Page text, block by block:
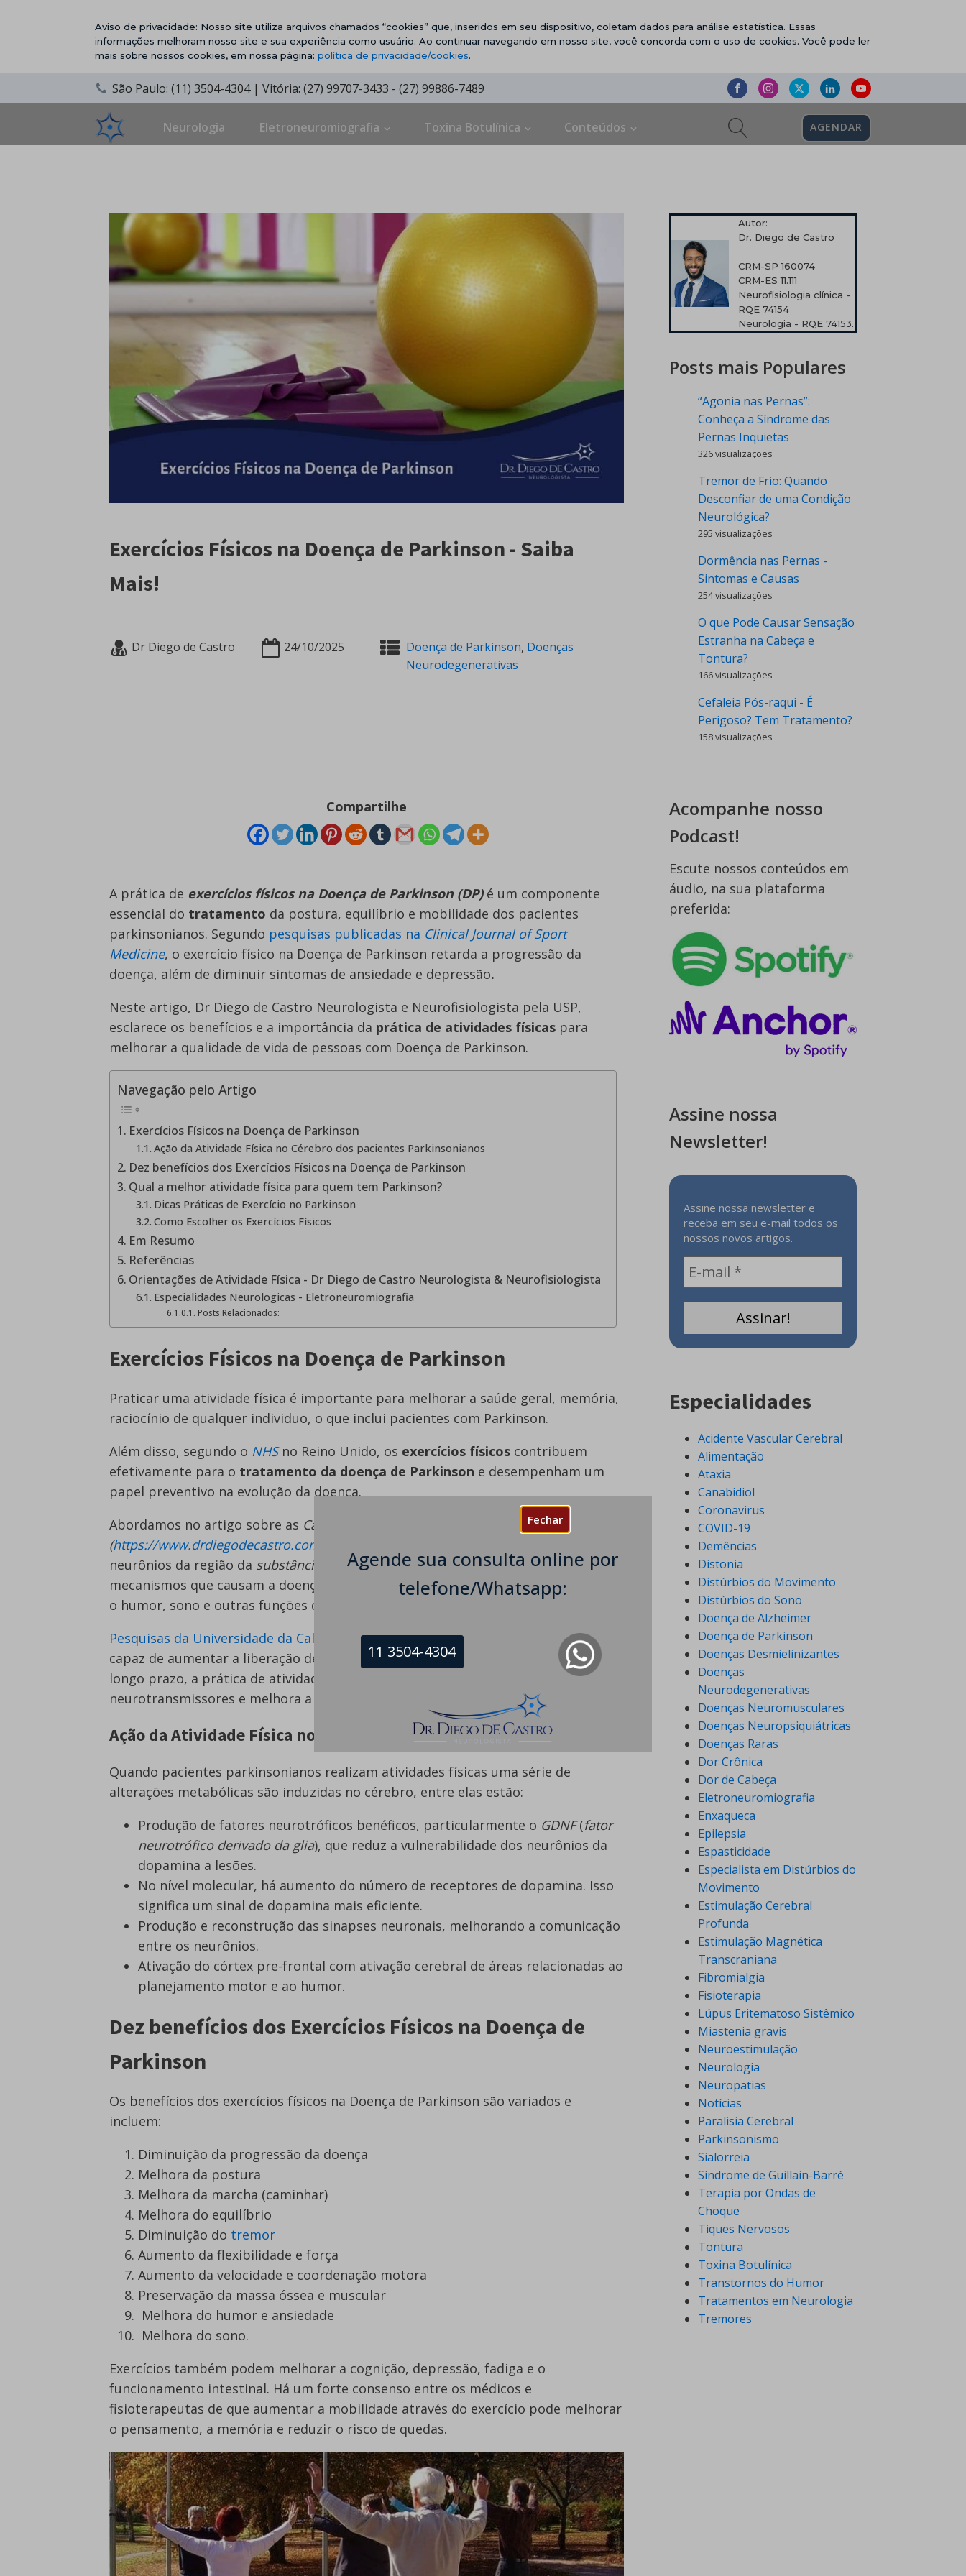
Fechar
Agende sua consulta online por
telefone/Whatsapp:
11 3504-4304
Aviso de privacidade: Nosso site utiliza arquivos chamados “cookies” que, inseridos em seu dispositivo, coletam dados para análise estatística. Essas
informações melhoram nosso site e sua experiência como usuário. Ao continuar navegando em nosso site, você concorda com o uso de cookies. Você pode ler
mais sobre nossos cookies, em nossa página: política de privacidade/cookies.
São Paulo: (11) 3504-4304 | Vitória: (27) 99707-3433 - (27) 99886-7489
Neurologia Eletroneuromiografia Toxina Botulínica Conteúdos AGENDAR
Exercícios Físicos na Doença de Parkinson - Saiba
Mais!
Dr Diego de Castro 24/10/2025 Doença de Parkinson, Doenças
Neurodegenerativas
Compartilhe
A prática de exercícios físicos na Doença de Parkinson (DP)é um componente
essencial do tratamento da postura, equilíbrio e mobilidade dos pacientes
parkinsonianos. Segundo pesquisas publicadas na Clinical Journal of Sport
Medicine, o exercício físico na Doença de Parkinson retarda a progressão da
doença, além de diminuir sintomas de ansiedade e depressão.
Neste artigo, Dr Diego de Castro Neurologista e Neurofisiologista pela USP,
esclarece os benefícios e a importância da prática de atividades físicas para
melhorar a qualidade de vida de pessoas com Doença de Parkinson.
Navegação pelo Artigo
Exercícios Físicos na Doença de Parkinson
Ação da Atividade Física no Cérebro dos pacientes Parkinsonianos
Dez benefícios dos Exercícios Físicos na Doença de Parkinson
Qual a melhor atividade física para quem tem Parkinson?
Dicas Práticas de Exercício no Parkinson
Como Escolher os Exercícios Físicos
Em Resumo
Referências
Orientações de Atividade Física - Dr Diego de Castro Neurologista & Neurofisiologista
Especialidades Neurologicas - Eletroneuromiografia
Posts Relacionados:
Exercícios Físicos na Doença de Parkinson
Praticar uma atividade física é importante para melhorar a saúde geral, memória,
raciocínio de qualquer individuo, o que inclui pacientes com Parkinson.
Além disso, segundo o NHSno Reino Unido, os exercícios físicos contribuem
efetivamente para o tratamento da doença de Parkinson e desempenham um
papel preventivo na evolução da doença.
Abordamos no artigo sobre as Causas da Doença de Parkinson
(https://www.drdiegodecastro.com/doenca-de-parkinson/
neurônios da região da substância negrae queda da dopamina é um dos principais
mecanismos que causam a doença. A perda de dopamina afeta o controle motor,
o humor, sono e outras funções cerebrais.
Pesquisas da Universidade da Califórnia
demonstraram que o exercício físico é
capaz de aumentar a liberação de dopamina em diversas regiões cerebrais. A
longo prazo, a prática de atividades físicas promove liberação de outros
neurotransmissores e melhora a atividade das vias neuronais mal funcionantes.
Ação da Atividade Física no Cérebro dos pacientes Parkinsonianos
Quando pacientes parkinsonianos realizam atividades físicas uma série de
alterações metabólicas são induzidas no cérebro, entre elas estão:
Produção de fatores neurotróficos benéficos, particularmente o GDNF(fator
neurotrófico derivado da glia), que reduz a vulnerabilidade dos neurônios da
dopamina a lesões.
No nível molecular, há aumento do número de receptores de dopamina. Isso
significa um sinal de dopamina mais eficiente.
Produção e reconstrução das sinapses neuronais, melhorando a comunicação
entre os neurônios.
Ativação do córtex pre-frontal com ativação cerebral de áreas relacionadas ao
planejamento motor e ao humor.
Dez benefícios dos Exercícios Físicos na Doença de
Parkinson
Os benefícios dos exercícios físicos na Doença de Parkinson são variados e
incluem:
Diminuição da progressão da doença
Melhora da postura
Melhora da marcha (caminhar)
Melhora do equilíbrio
Diminuição do tremor
Aumento da flexibilidade e força
Aumento da velocidade e coordenação motora
Preservação da massa óssea e muscular
Melhora do humor e ansiedade
Melhora do sono.
Exercícios também podem melhorar a cognição, depressão, fadiga e o
funcionamento intestinal. Há um forte consenso entre os médicos e
fisioterapeutas de que aumentar a mobilidade através do exercício pode melhorar
o pensamento, a memória e reduzir o risco de quedas.
Autor:
Dr. Diego de Castro
CRM-SP 160074
CRM-ES 11.111
Neurofisiologia clínica -
RQE 74154
Neurologia - RQE 74153.
Posts mais Populares
“Agonia nas Pernas”:
Conheça a Síndrome das
Pernas Inquietas
326 visualizações
Tremor de Frio: Quando
Desconfiar de uma Condição
Neurológica?
295 visualizações
Dormência nas Pernas -
Sintomas e Causas
254 visualizações
O que Pode Causar Sensação
Estranha na Cabeça e
Tontura?
166 visualizações
Cefaleia Pós-raqui - É
Perigoso? Tem Tratamento?
158 visualizações
Acompanhe nosso
Podcast!
Escute nossos conteúdos em
áudio, na sua plataforma
preferida:
Assine nossa
Newsletter!
Assine nossa newsletter e
receba em seu e-mail todos os
nossos novos artigos.
Especialidades
Acidente Vascular Cerebral
Alimentação
Ataxia
Canabidiol
Coronavirus
COVID-19
Demências
Distonia
Distúrbios do Movimento
Distúrbios do Sono
Doença de Alzheimer
Doença de Parkinson
Doenças Desmielinizantes
Doenças
Neurodegenerativas
Doenças Neuromusculares
Doenças Neuropsiquiátricas
Doenças Raras
Dor Crônica
Dor de Cabeça
Eletroneuromiografia
Enxaqueca
Epilepsia
Espasticidade
Especialista em Distúrbios do
Movimento
Estimulação Cerebral
Profunda
Estimulação Magnética
Transcraniana
Fibromialgia
Fisioterapia
Lúpus Eritematoso Sistêmico
Miastenia gravis
Neuroestimulação
Neurologia
Neuropatias
Notícias
Paralisia Cerebral
Parkinsonismo
Sialorreia
Síndrome de Guillain-Barré
Terapia por Ondas de
Choque
Tiques Nervosos
Tontura
Toxina Botulínica
Transtornos do Humor
Tratamentos em Neurologia
Tremores